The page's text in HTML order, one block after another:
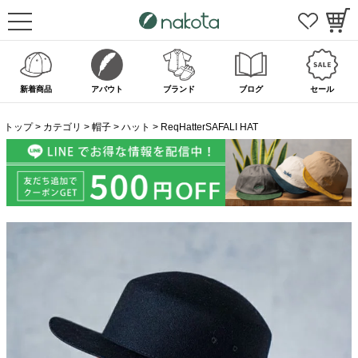
新着商品 アバウト ブランド ブログ セール
トップ カテゴリ 帽子 ハット ReqHatterSAFALI HAT